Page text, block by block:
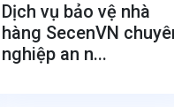
Dịch vụ bảo vệ nhà
hàng SecenVN
nghiệp an n...